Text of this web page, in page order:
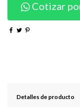
Cotizar
Detalles de producto